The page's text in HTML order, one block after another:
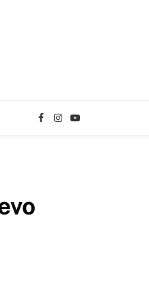
Facebook
Instagram
YouTube